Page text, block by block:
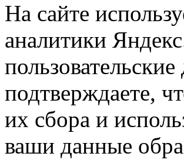
На сайте
аналитики
подтверждаете,
их сбора и
ваши данные